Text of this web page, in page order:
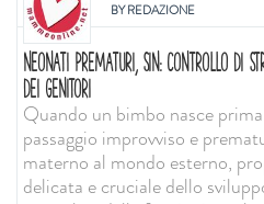
BYREDAZIONE
NEONATI PREMATURI, SIN: CONTROLLO DI
DEI GENITORI
Quando un bimbo nasce
passaggio improvviso e
materno al mondo esterno,
delicata e cruciale dello